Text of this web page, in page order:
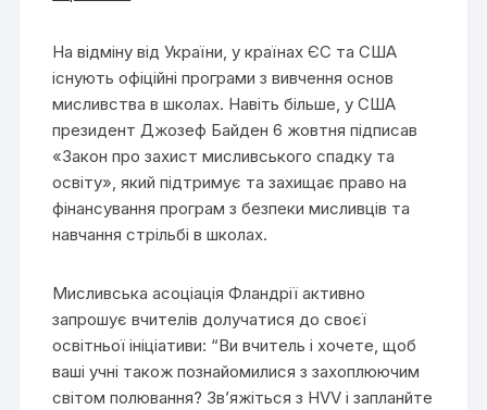
На відміну від України, у країнах ЄС та США
існують офіційні програми з вивчення основ
мисливства в школах. Навіть більше, у США
президент Джозеф Байден 6 жовтня підписав
«Закон про захист мисливського спадку та
освіту», який підтримує та захищає право на
фінансування програм з безпеки мисливців та
навчання стрільбі в школах.
Мисливська асоціація Фландрії активно
запрошує вчителів долучатися до своєї
освітньої ініціативи: “Ви вчитель і хочете, щоб
ваші учні також познайомилися з захоплюючим
світом полювання? Зв’яжіться з HVV і запланйте